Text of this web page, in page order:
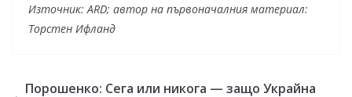
Източник: ARD; автор на първоначалния материал:
Торстен Ифланд
Порошенко: Сега или никога — защо Украйна